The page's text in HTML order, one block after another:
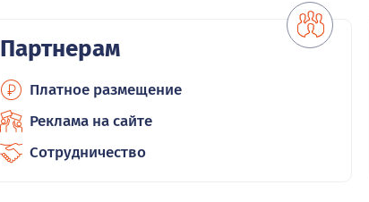
Партнерам
Платное размещение
Реклама на сайте
Сотрудничество